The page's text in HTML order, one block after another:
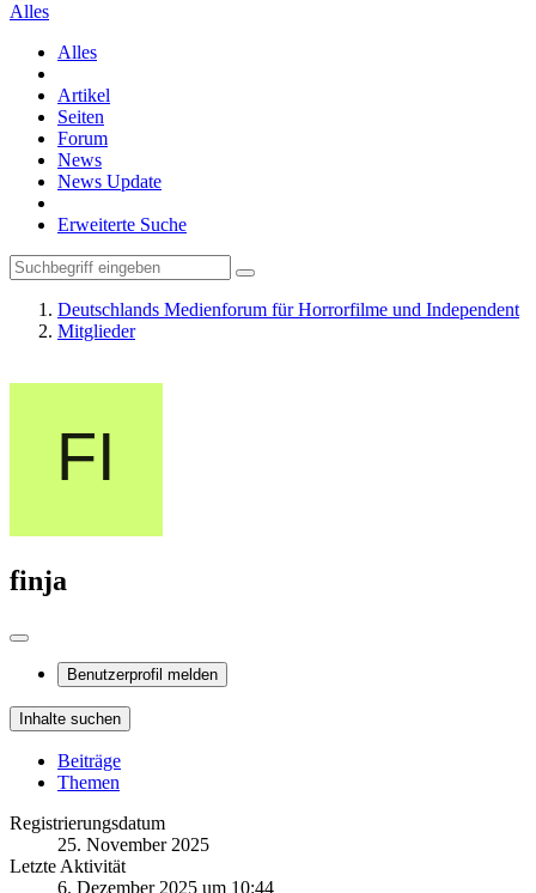
Alles
Alles
Artikel
Seiten
Forum
News
News Update
Erweiterte Suche
Deutschlands Medienforum für Horrorfilme und Independent
Mitglieder
finja
Benutzerprofil melden
Inhalte suchen
Beiträge
Themen
Registrierungsdatum
25. November 2025
Letzte Aktivität
6. Dezember 2025 um 10:44